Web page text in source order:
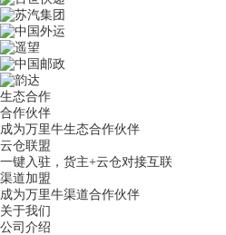
生态合作
合作伙伴
成为万里牛生态合作伙伴
云仓联盟
一键入驻，货主+云仓对接互联
渠道加盟
成为万里牛渠道合作伙伴
关于我们
公司介绍